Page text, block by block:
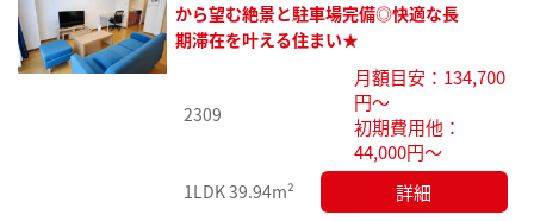
録
から望む絶景と駐車場完備◎快適な長
期滞在を叶える住まい★
2309
月額目安：134,700
円～
初期費用他：
44,000円～
1LDK39.94m² 詳細